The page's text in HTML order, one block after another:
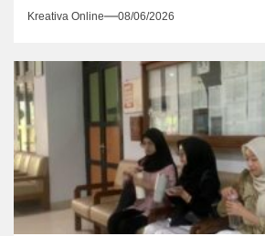
Kreativa Online 08/06/2026